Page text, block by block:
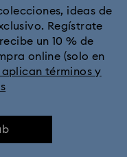
ideas de
Regístrate
un 10 % de
online (solo en
aplican términos y